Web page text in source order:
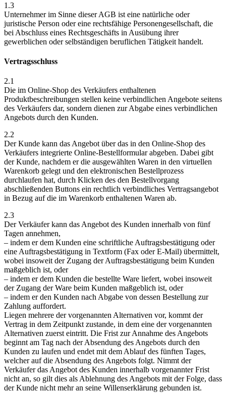
1.3
Unternehmer im Sinne dieser AGB ist eine natürliche oder
juristische Person oder eine rechtsfähige Personengesellschaft, die
bei Abschluss eines Rechtsgeschäfts in Ausübung ihrer
gewerblichen oder selbständigen beruflichen Tätigkeit handelt.
Vertragsschluss
2.1
Die im Online-Shop des Verkäufers enthaltenen
Produktbeschreibungen stellen keine verbindlichen Angebote seitens
des Verkäufers dar, sondern dienen zur Abgabe eines verbindlichen
Angebots durch den Kunden.
2.2
Der Kunde kann das Angebot über das in den Online-Shop des
Verkäufers integrierte Online-Bestellformular abgeben. Dabei gibt
der Kunde, nachdem er die ausgewählten Waren in den virtuellen
Warenkorb gelegt und den elektronischen Bestellprozess
durchlaufen hat, durch Klicken des den Bestellvorgang
abschließenden Buttons ein rechtlich verbindliches Vertragsangebot
in Bezug auf die im Warenkorb enthaltenen Waren ab.
2.3
Der Verkäufer kann das Angebot des Kunden innerhalb von fünf
Tagen annehmen,
– indem er dem Kunden eine schriftliche Auftragsbestätigung oder
eine Auftragsbestätigung in Textform (Fax oder E-Mail) übermittelt,
wobei insoweit der Zugang der Auftragsbestätigung beim Kunden
maßgeblich ist, oder
– indem er dem Kunden die bestellte Ware liefert, wobei insoweit
der Zugang der Ware beim Kunden maßgeblich ist, oder
– indem er den Kunden nach Abgabe von dessen Bestellung zur
Zahlung auffordert.
Liegen mehrere der vorgenannten Alternativen vor, kommt der
Vertrag in dem Zeitpunkt zustande, in dem eine der vorgenannten
Alternativen zuerst eintritt. Die Frist zur Annahme des Angebots
beginnt am Tag nach der Absendung des Angebots durch den
Kunden zu laufen und endet mit dem Ablauf des fünften Tages,
welcher auf die Absendung des Angebots folgt. Nimmt der
Verkäufer das Angebot des Kunden innerhalb vorgenannter Frist
nicht an, so gilt dies als Ablehnung des Angebots mit der Folge, dass
der Kunde nicht mehr an seine Willenserklärung gebunden ist.